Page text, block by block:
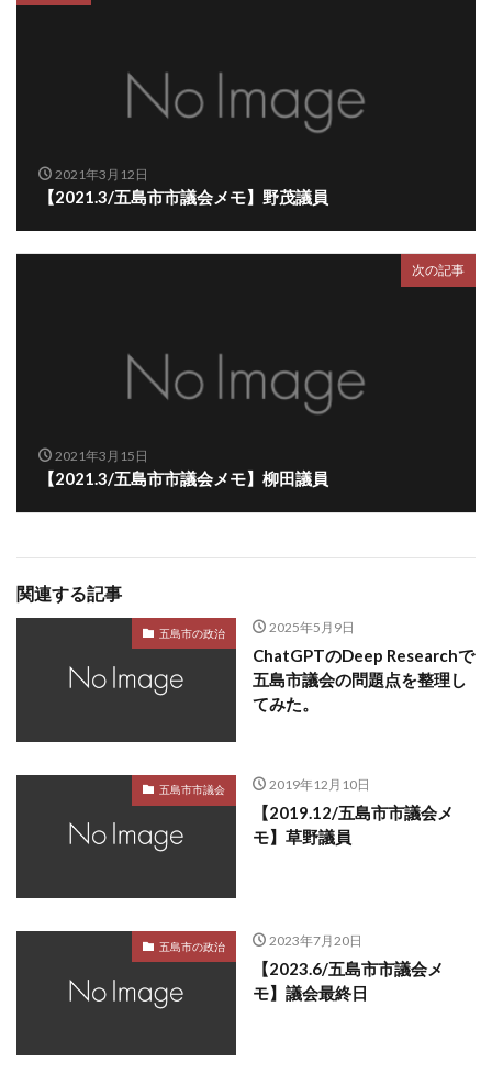
2021年3月12日
【2021.3/五島市市議会メモ】野茂議員
次の記事
2021年3月15日
【2021.3/五島市市議会メモ】柳田議員
関連する記事
五島市の政治 2025年5月9日
ChatGPTのDeep Researchで
五島市議会の問題点を整理し
てみた。
五島市市議会 2019年12月10日
【2019.12/五島市市議会メ
モ】草野議員
五島市の政治 2023年7月20日
【2023.6/五島市市議会メ
モ】議会最終日